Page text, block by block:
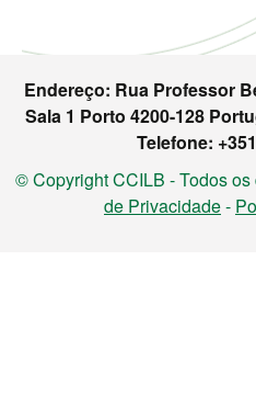
Endereço: Rua Professor
Sala 1 Porto 4200-128
Telefone:
© Copyright CCILB - Todos
de Privacidade-